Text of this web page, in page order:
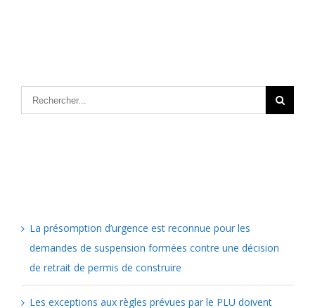
La présomption d’urgence est reconnue pour les
demandes de suspension formées contre une décision
de retrait de permis de construire
Les exceptions aux règles prévues par le PLU doivent